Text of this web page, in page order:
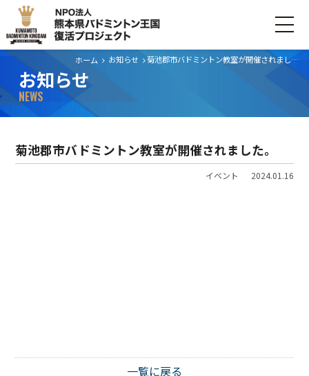
ホーム お知らせ 菊池郡市バドミントン教室が開催されました。
お知らせ
NEWS
菊池郡市バドミントン教室が開催されました。
イベント 2024.01.16
一覧に戻る
ホーム
ごあいさつ
プロジェクトについて